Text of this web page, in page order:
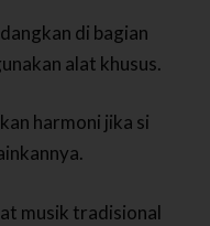
di bagian
alat khusus.
harmoni jika si
musik tradisional